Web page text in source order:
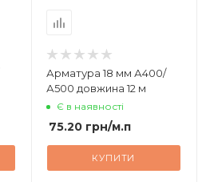
Арматура 18 мм А400/
А500 довжина 12 м
Є в наявності
75.20грн/м.п
КУПИТИ